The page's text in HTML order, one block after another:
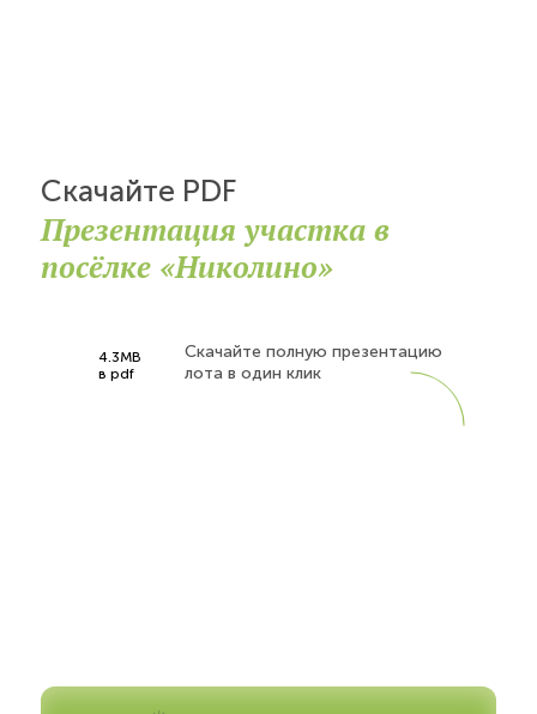
Скачайте PDF
Презентация участка в
посёлке «Николино»
4.3MB
в pdf
Скачайте полную презентацию
лота в один клик